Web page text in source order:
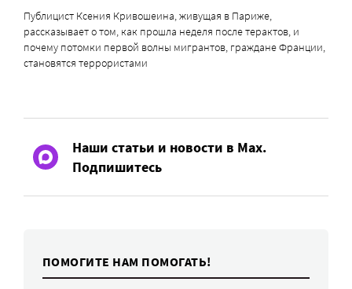
Публицист Ксения Кривошеина, живущая в Париже,
рассказывает о том, как прошла неделя после терактов, и
почему потомки первой волны мигрантов, граждане Франции,
становятся террористами
Наши статьи и новости в Max.
Подпишитесь
ПОМОГИТЕ НАМ ПОМОГАТЬ!